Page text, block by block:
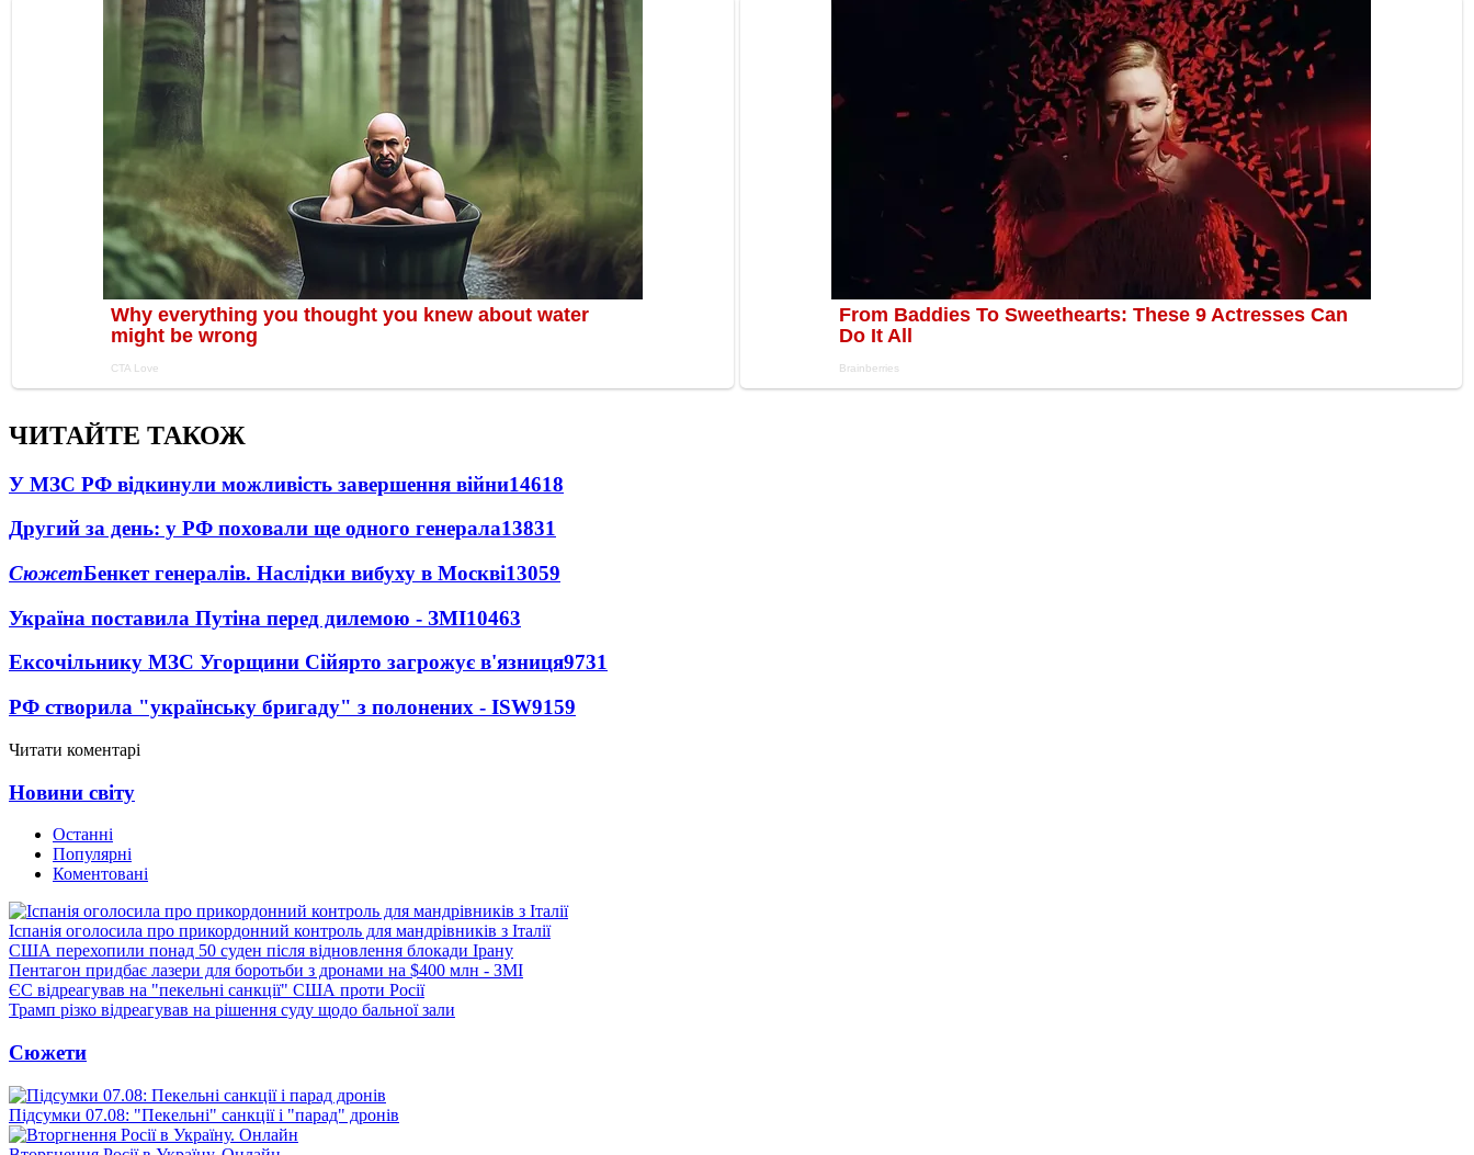
ЧИТАЙТЕ ТАКОЖ
У МЗС РФ відкинули можливість завершення війни14618
Другий за день: у РФ поховали ще одного генерала13831
СюжетБенкет генералів. Наслідки вибуху в Москві13059
Україна поставила Путіна перед дилемою - ЗМІ10463
Ексочільнику МЗС Угорщини Сійярто загрожує в'язниця9731
РФ створила "українську бригаду" з полонених - ISW9159
Читати коментарі
Новини світу
Останні
Популярні
Коментовані
Іспанія оголосила про прикордонний контроль для мандрівників з Італії
США перехопили понад 50 суден після відновлення блокади Ірану
Пентагон придбає лазери для боротьби з дронами на $400 млн - ЗМІ
ЄС відреагував на "пекельні санкції" США проти Росії
Трамп різко відреагував на рішення суду щодо бальної зали
Сюжети
Підсумки 07.08: "Пекельні" санкції і "парад" дронів